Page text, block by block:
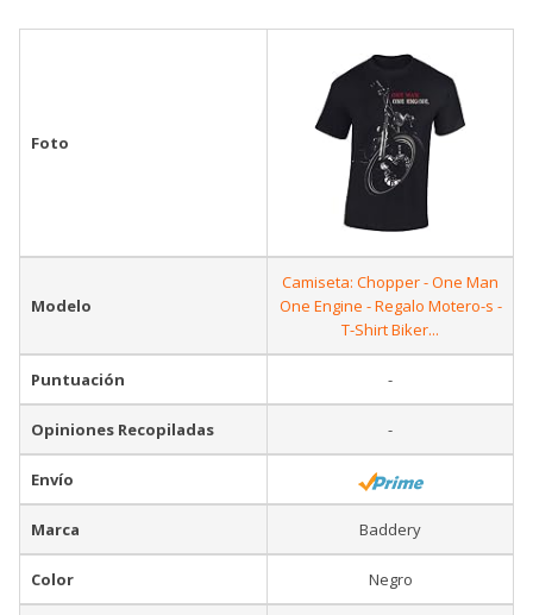
Foto
Modelo
Camiseta: Chopper - One Man
One Engine - Regalo Motero-s -
T-Shirt Biker...
Puntuación -
Opiniones Recopiladas -
Envío
Marca Baddery
Color Negro